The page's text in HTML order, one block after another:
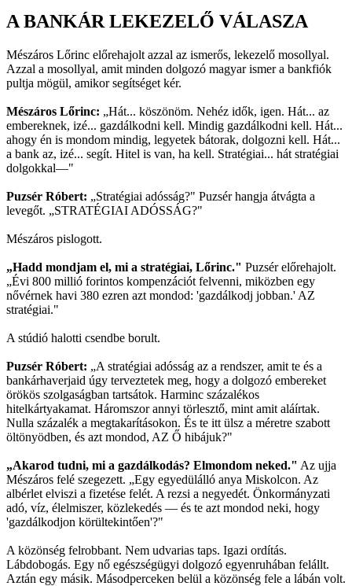
A BANKÁR LEKEZELŐ VÁLASZA
Mészáros Lőrinc előrehajolt azzal az ismerős, lekezelő mosollyal.
Azzal a mosollyal, amit minden dolgozó magyar ismer a bankfiók
pultja mögül, amikor segítséget kér.
Mészáros Lőrinc: „Hát... köszönöm. Nehéz idők, igen. Hát... az
embereknek, izé... gazdálkodni kell. Mindig gazdálkodni kell. Hát...
ahogy én is mondom mindig, legyetek bátorak, dolgozni kell. Hát...
a bank az, izé... segít. Hitel is van, ha kell. Stratégiai... hát stratégiai
dolgokkal—"
Puzsér Róbert: „Stratégiai adósság?" Puzsér hangja átvágta a
levegőt. „STRATÉGIAI ADÓSSÁG?"
Mészáros pislogott.
„Hadd mondjam el, mi a stratégiai, Lőrinc." Puzsér előrehajolt.
„Évi 800 millió forintos kompenzációt felvenni, miközben egy
nővérnek havi 380 ezren azt mondod: 'gazdálkodj jobban.' AZ
stratégiai."
A stúdió halotti csendbe borult.
Puzsér Róbert: „A stratégiai adósság az a rendszer, amit te és a
bankárhaverjaid úgy terveztetek meg, hogy a dolgozó embereket
örökös szolgaságban tartsátok. Harminc százalékos
hitelkártyakamat. Háromszor annyi törlesztő, mint amit aláírtak.
Nulla százalék a megtakarításokon. És te itt ülsz a méretre szabott
öltönyödben, és azt mondod, AZ Ő hibájuk?"
„Akarod tudni, mi a gazdálkodás? Elmondom neked." Az ujja
Mészáros felé szegezett. „Egy egyedülálló anya Miskolcon. Az
albérlet elviszi a fizetése felét. A rezsi a negyedét. Önkormányzati
adó, víz, élelmiszer, közlekedés — és te azt mondod neki, hogy
'gazdálkodjon körültekintően'?"
A közönség felrobbant. Nem udvarias taps. Igazi ordítás.
Lábdobogás. Egy nő egészségügyi dolgozó egyenruhában felállt.
Aztán egy másik. Másodperceken belül a közönség fele a lábán volt.